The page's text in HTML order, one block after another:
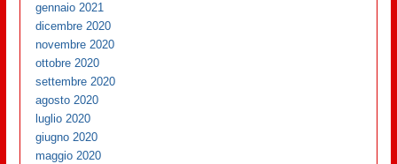
gennaio 2021
dicembre 2020
novembre 2020
ottobre 2020
settembre 2020
agosto 2020
luglio 2020
giugno 2020
maggio 2020